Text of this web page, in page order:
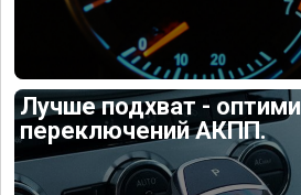
Лучше подхват -
переключений АКПП.